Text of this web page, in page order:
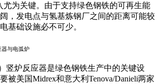
尤为关键。由于支持绿色钢铁的可再生能
，发电点与氢基炼钢厂之间的距离可能较
基础设施必不可少。
器与电弧炉
竖炉反应器是绿色钢铁生产中的关键设
被美国Midrex和意大利 Tenova/Danieli两家